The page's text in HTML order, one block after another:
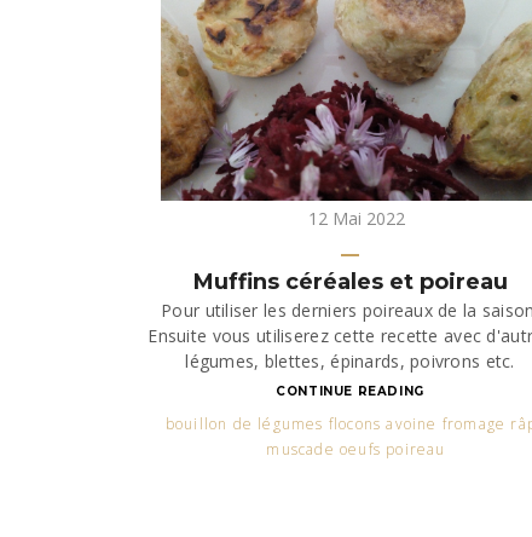
12 Mai 2022
Muffins céréales et poireau
Pour utiliser les derniers poireaux de la
Ensuite vous utiliserez cette recette avec
légumes, blettes, épinards, poivrons etc.
CONTINUE READING
bouillon de légumes flocons avoine fromage
muscade oeufs poireau